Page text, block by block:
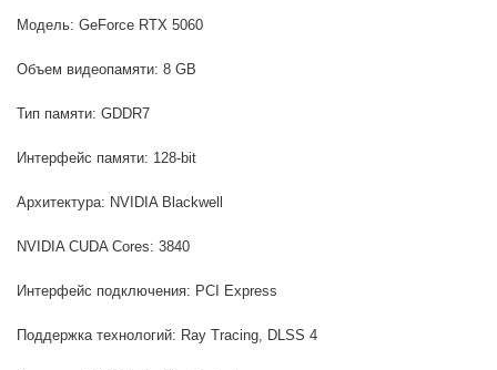
Модель: GeForce RTX 5060
Объем видеопамяти: 8 GB
Тип памяти: GDDR7
Интерфейс памяти: 128-bit
Архитектура: NVIDIA Blackwell
NVIDIA CUDA Cores: 3840
Интерфейс подключения: PCI Express
Поддержка технологий: Ray Tracing, DLSS 4